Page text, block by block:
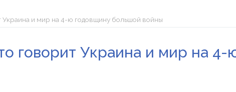
гривен военным: кто может получить эти выплаты, а
сегодня онлайн: Оперативный обзор НБУ, банков и
Украина и мир на 4-ю годовщину большой войны
говорит Украина и мир на